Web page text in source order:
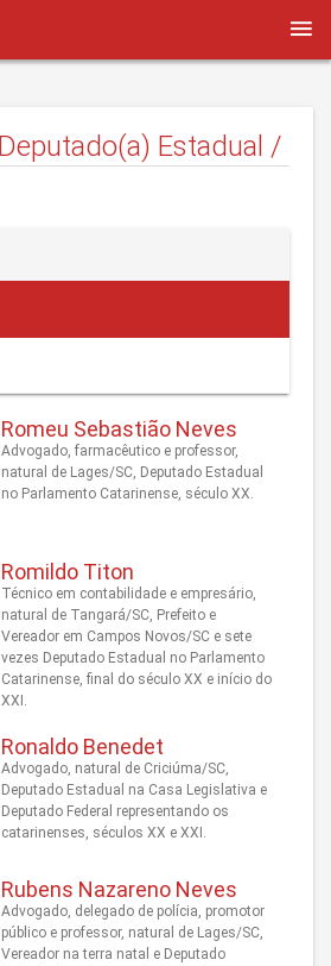
Estadual /
Romeu Sebastião Neves
Advogado, farmacêutico e professor,
natural de Lages/SC, Deputado Estadual
no Parlamento Catarinense, século XX.
Romildo Titon
Técnico em contabilidade e empresário,
natural de Tangará/SC, Prefeito e
Vereador em Campos Novos/SC e sete
vezes Deputado Estadual no Parlamento
Catarinense, final do século XX e início do
XXI.
Ronaldo Benedet
Advogado, natural de Criciúma/SC,
Deputado Estadual na Casa Legislativa e
Deputado Federal representando os
catarinenses, séculos XX e XXI.
Rubens Nazareno Neves
Advogado, delegado de polícia, promotor
público e professor, natural de Lages/SC,
Vereador na terra natal e Deputado